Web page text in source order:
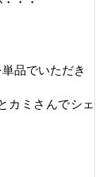
品でいただき
カミさんでシェ